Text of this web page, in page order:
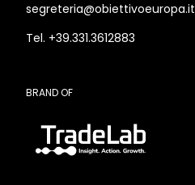
segreteria@obiettivoeuropa.it
Tel. +39.331.3612883
BRAND OF